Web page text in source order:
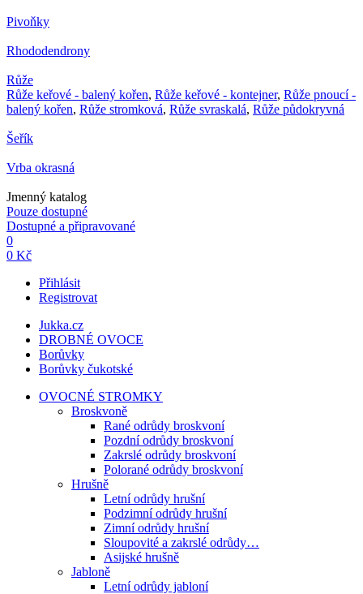
Pivoňky
Rhododendrony
Růže
Růže keřové - balený kořen, Růže keřové - kontejner, Růže pnoucí -
balený kořen, Růže stromková, Růže svraskalá, Růže půdokryvná
Šeřík
Vrba okrasná
Jmenný katalog
Pouze dostupné
Dostupné a připravované
0
0 Kč
Přihlásit
Registrovat
Jukka.cz
DROBNÉ OVOCE
Borůvky
Borůvky čukotské
OVOCNÉ STROMKY
Broskvoně
Rané odrůdy broskvoní
Pozdní odrůdy broskvoní
Zakrslé odrůdy broskvoní
Polorané odrůdy broskvoní
Hrušně
Letní odrůdy hrušní
Podzimní odrůdy hrušní
Zimní odrůdy hrušní
Sloupovité a zakrslé odrůdy…
Asijské hrušně
Jabloně
Letní odrůdy jabloní